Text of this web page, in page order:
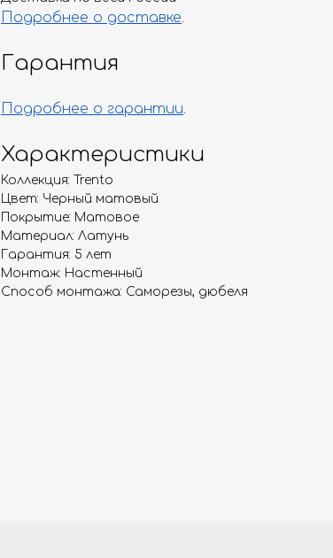
Подробнее о доставке.
Гарантия
Подробнее о гарантии.
Характеристики
Коллекция: Trento
Цвет: Черный матовый
Покрытие: Матовое
Материал: Латунь
Гарантия: 5 лет
Монтаж: Настенный
Способ монтажа: Саморезы, дюбеля